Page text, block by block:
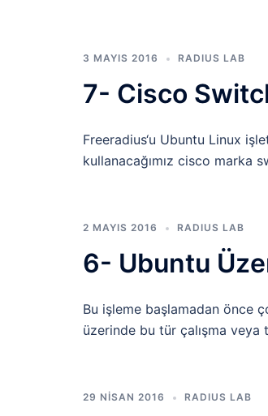
3 MAYIS 2016 RADIUS LAB
7- Cisco
Freeradius‘u Ubuntu Linux
kullanacağımız cisco marka
2 MAYIS 2016 RADIUS LAB
6- Ubuntu
Bu işleme başlamadan önce
üzerinde bu tür çalışma
29 NISAN 2016 RADIUS LAB